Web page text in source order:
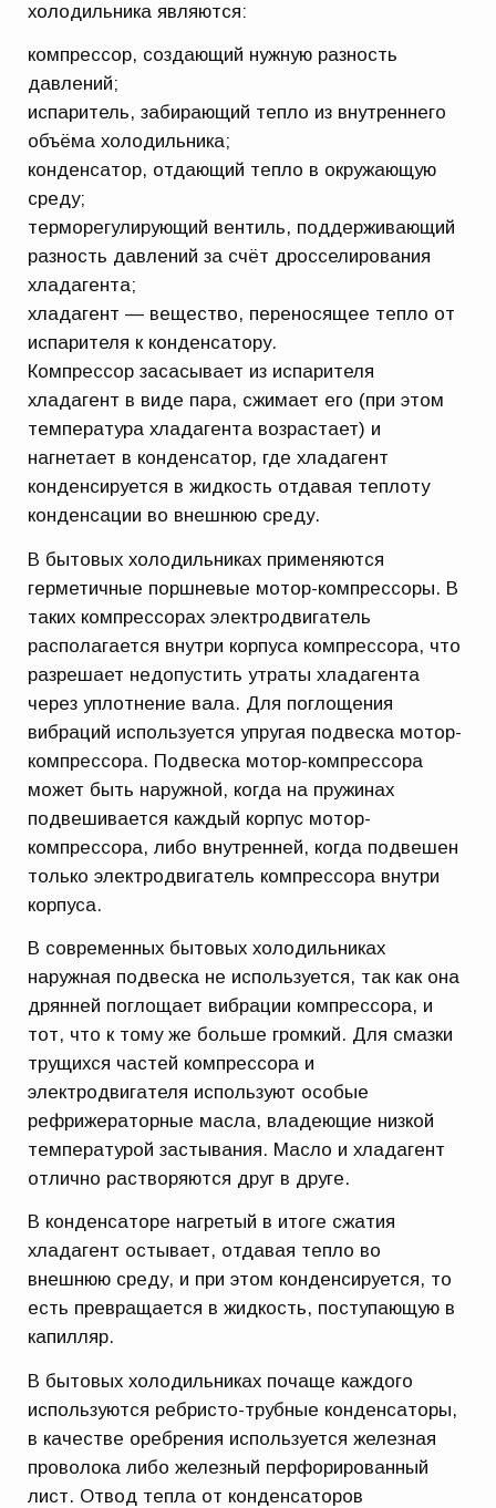
холодильника являются:
компрессор, создающий нужную разность
давлений;
испаритель, забирающий тепло из внутреннего
объёма холодильника;
конденсатор, отдающий тепло в окружающую
среду;
терморегулирующий вентиль, поддерживающий
разность давлений за счёт дросселирования
хладагента;
хладагент — вещество, переносящее тепло от
испарителя к конденсатору.
Компрессор засасывает из испарителя
хладагент в виде пара, сжимает его (при этом
температура хладагента возрастает) и
нагнетает в конденсатор, где хладагент
конденсируется в жидкость отдавая теплоту
конденсации во внешнюю среду.
В бытовых холодильниках применяются
герметичные поршневые мотор-компрессоры. В
таких компрессорах электродвигатель
располагается внутри корпуса компрессора, что
разрешает недопустить утраты хладагента
через уплотнение вала. Для поглощения
вибраций используется упругая подвеска мотор-
компрессора. Подвеска мотор-компрессора
может быть наружной, когда на пружинах
подвешивается каждый корпус мотор-
компрессора, либо внутренней, когда подвешен
только электродвигатель компрессора внутри
корпуса.
В современных бытовых холодильниках
наружная подвеска не используется, так как она
дрянней поглощает вибрации компрессора, и
тот, что к тому же больше громкий. Для смазки
трущихся частей компрессора и
электродвигателя используют особые
рефрижераторные масла, владеющие низкой
температурой застывания. Масло и хладагент
отлично растворяются друг в друге.
В конденсаторе нагретый в итоге сжатия
хладагент остывает, отдавая тепло во
внешнюю среду, и при этом конденсируется, то
есть превращается в жидкость, поступающую в
капилляр.
В бытовых холодильниках почаще каждого
используются ребристо-трубные конденсаторы,
в качестве оребрения используется железная
проволока либо железный перфорированный
лист. Отвод тепла от конденсаторов